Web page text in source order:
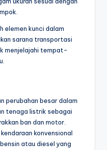
elemen kunci dalam
sarana transportasi
menjelajahi tempat-
perubahan besar dalam
tenaga listrik sebagai
ban dan motor.
konvensional
atau diesel yang